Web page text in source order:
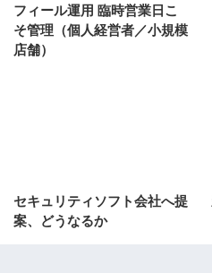
フィール運用 臨時営業日こ
そ管理（個人経営者／小規模
店舗）
セキュリティソフト会社へ提
案、どうなるか